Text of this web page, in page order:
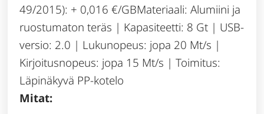
49/2015): + 0,016 €/GBMateriaali: Alumiini ja
ruostumaton teräs | Kapasiteetti: 8 Gt | USB-
versio: 2.0 | Lukunopeus: jopa 20 Mt/s |
Kirjoitusnopeus: jopa 15 Mt/s | Toimitus:
Läpinäkyvä PP-kotelo
Mitat: